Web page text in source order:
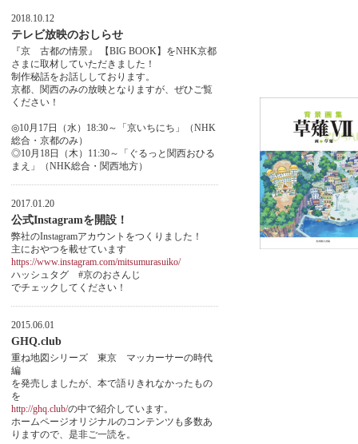
2018.10.12
テレビ放映のおしらせ
『京 古都の情景』 【BIG BOOK】をNHK京都
さまに取材していただきました！
制作秘話をお話ししております。
京都、関西のみの放映となりますが、ぜひご覧
ください！
◎10月17日（水）18:30～「京いちにち」（NHK
総合・京都のみ）
◎10月18日（木）11:30～「ぐるっと関西おひる
まえ」（NHK総合・関西地方）
2017.01.20
公式Instagramを開設！
弊社のInstagramアカウントをつくりました！
主におやつを載せています
https://www.instagram.com/mitsumurasuiko/
ハッシュタグ #京のおさんじ
でチェックしてください！
2015.06.01
GHQ.club
重ね地図シリーズ 東京 マッカーサーの時代
編
を発売しましたが、本で語りきれなかったもの
を
http://ghq.club/の中で紹介しています。
ホームページオリジナルのコンテンツも多数あ
りますので、是非ご一読を。